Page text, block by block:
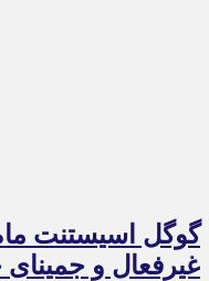
گوگل اسیستنت ماه
غیرفعال و